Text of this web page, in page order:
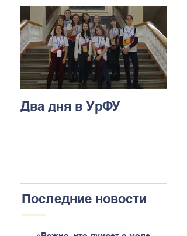
Два дня в УрФУ
Последние новости